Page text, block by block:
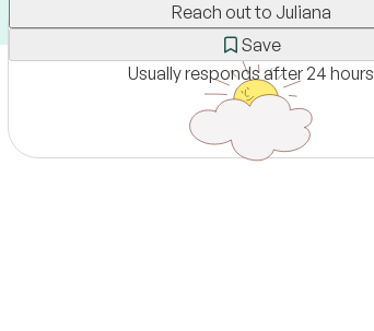
Available in-person, online and via text
Reach out to Juliana
Save
Usually responds after 24 hours